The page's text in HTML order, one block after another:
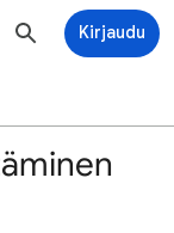
Kirjaudu